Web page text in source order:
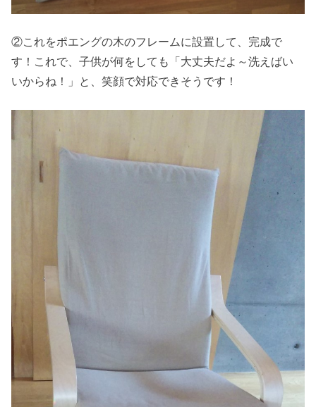
②これをポエングの木のフレームに設置して、完成で
す！これで、子供が何をしても「大丈夫だよ～洗えばい
いからね！」と、笑顔で対応できそうです！